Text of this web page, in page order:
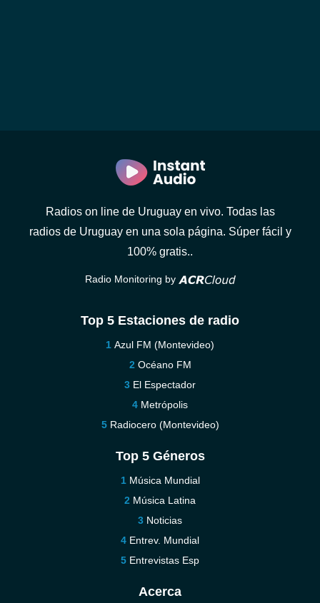
Radios on line de Uruguay en vivo. Todas las
radios de Uruguay en una sola página. Súper fácil y
100% gratis..
Radio Monitoring by
Top 5 Estaciones de radio
Azul FM (Montevideo)
Océano FM
El Espectador
Metrópolis
Radiocero (Montevideo)
Top 5 Géneros
Música Mundial
Música Latina
Noticias
Entrev. Mundial
Entrevistas Esp
Acerca